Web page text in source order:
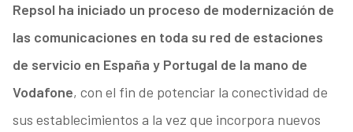
Repsol ha iniciado un proceso de modernización de
las comunicaciones en toda su red de estaciones
de servicio en España y Portugal de la mano de
Vodafone, con el fin de potenciar la conectividad de
sus establecimientos a la vez que incorpora nuevos